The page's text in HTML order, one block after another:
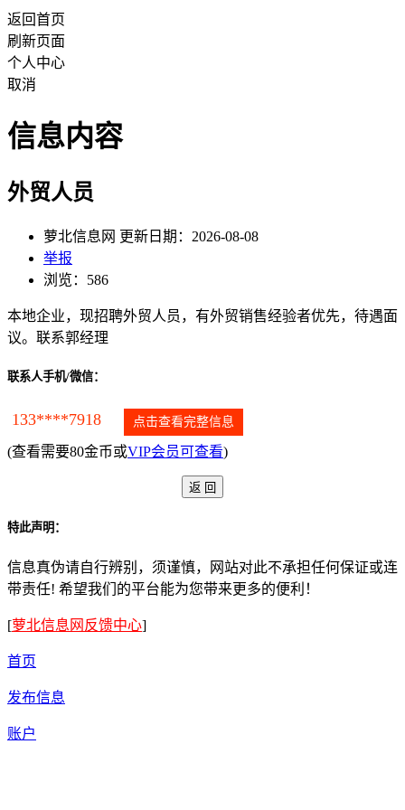
返回首页
刷新页面
个人中心
取消
信息内容
外贸人员
萝北信息网 更新日期：2026-08-08
举报
浏览：586
本地企业，现招聘外贸人员，有外贸销售经验者优先，待遇面
议。联系郭经理
联系人手机/微信：
133****7918 点击查看完整信息
(查看需要80金币或VIP会员可查看)
特此声明：
信息真伪请自行辨别，须谨慎，网站对此不承担任何保证或连
带责任! 希望我们的平台能为您带来更多的便利！
[萝北信息网反馈中心]
首页
发布信息
账户